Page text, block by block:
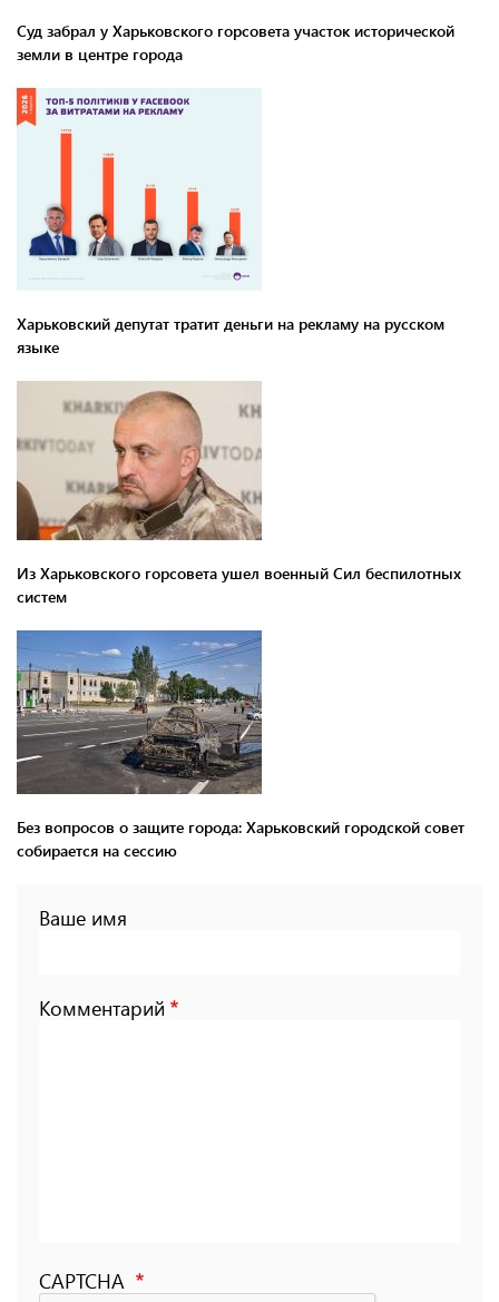
Суд забрал у Харьковского горсовета участок исторической
земли в центре города
Харьковский депутат тратит деньги на рекламу на русском
языке
Из Харьковского горсовета ушел военный Сил беспилотных
систем
Без вопросов о защите города: Харьковский городской совет
собирается на сессию
Ваше имя
Комментарий
CAPTCHA